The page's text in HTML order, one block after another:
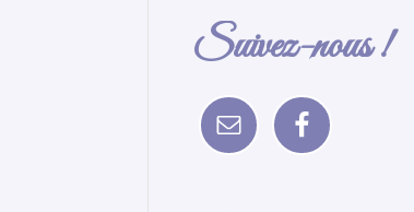
Suivez-nous !